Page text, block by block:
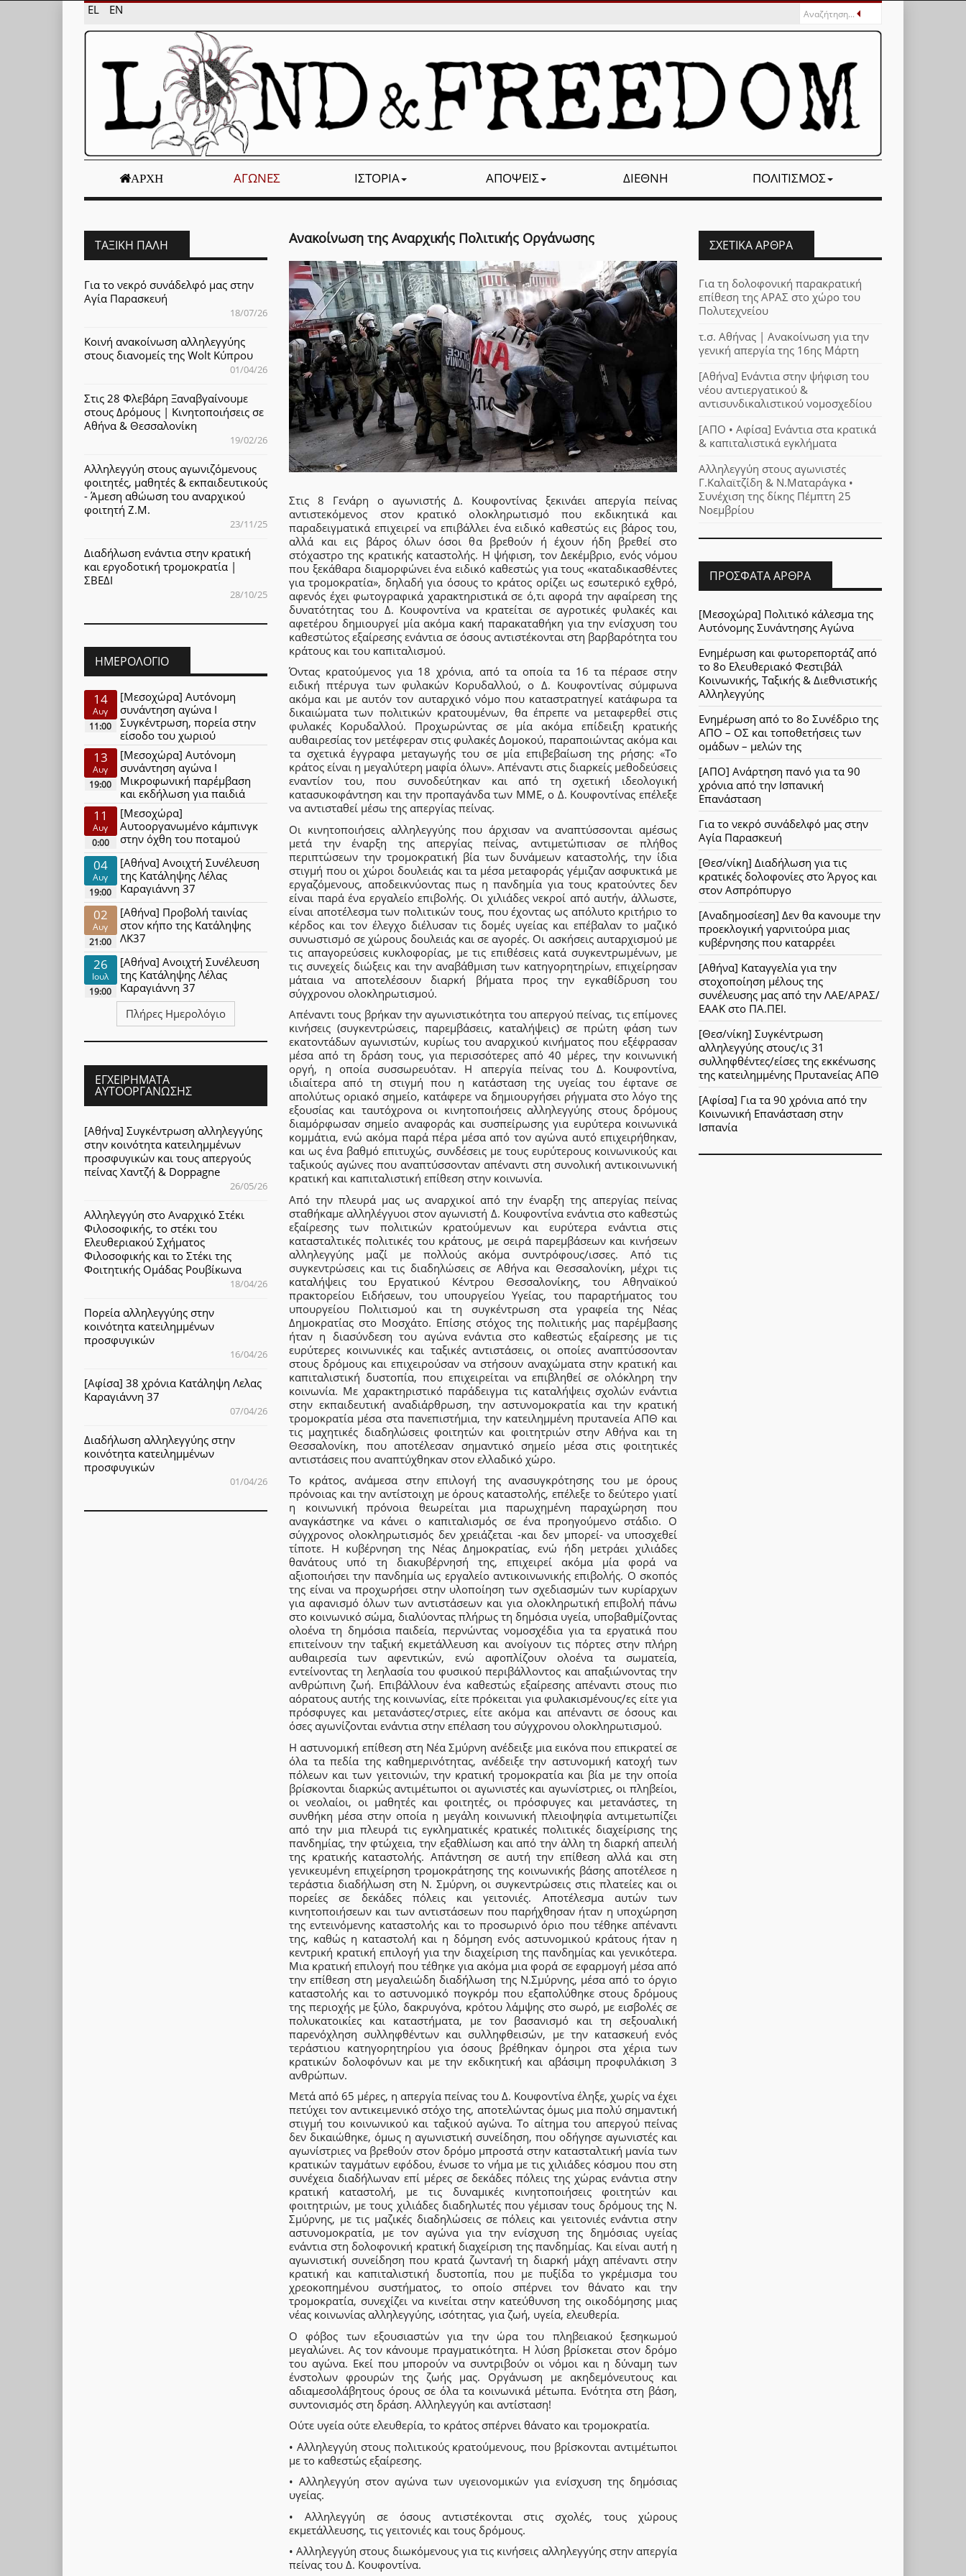
EL EN
ΑΡΧΉ ΑΓΏΝΕΣ ΙΣΤΟΡΊΑ ΑΠΌΨΕΙΣ ΔΙΕΘΝΉ ΠΟΛΙΤΙΣΜΌΣ
Ανακοίνωση της Αναρχικής Πολιτικής Οργάνωσης
Στις 8 Γενάρη ο αγωνιστής Δ. Κουφοντίνας ξεκινάει απεργία πείνας
αντιστεκόμενος στον κρατικό ολοκληρωτισμό που εκδικητικά και
παραδειγματικά επιχειρεί να επιβάλλει ένα ειδικό καθεστώς εις βάρος του,
αλλά και εις βάρος όλων όσοι θα βρεθούν ή έχουν ήδη βρεθεί στο
στόχαστρο της κρατικής καταστολής. Η ψήφιση, τον Δεκέμβριο, ενός νόμου
που ξεκάθαρα διαμορφώνει ένα ειδικό καθεστώς για τους «καταδικασθέντες
για τρομοκρατία», δηλαδή για όσους το κράτος ορίζει ως εσωτερικό εχθρό,
αφενός έχει φωτογραφικά χαρακτηριστικά σε ό,τι αφορά την αφαίρεση της
δυνατότητας του Δ. Κουφοντίνα να κρατείται σε αγροτικές φυλακές και
αφετέρου δημιουργεί μία ακόμα κακή παρακαταθήκη για την ενίσχυση του
καθεστώτος εξαίρεσης ενάντια σε όσους αντιστέκονται στη βαρβαρότητα του
κράτους και του καπιταλισμού.
Όντας κρατούμενος για 18 χρόνια, από τα οποία τα 16 τα πέρασε στην
ειδική πτέρυγα των φυλακών Κορυδαλλού, ο Δ. Κουφοντίνας σύμφωνα
ακόμα και με αυτόν τον αυταρχικό νόμο που καταστρατηγεί κατάφωρα τα
δικαιώματα των πολιτικών κρατουμένων, θα έπρεπε να μεταφερθεί στις
φυλακές Κορυδαλλού. Προχωρώντας σε μία ακόμα επίδειξη κρατικής
αυθαιρεσίας τον μετέφεραν στις φυλακές Δομοκού, παραποιώντας ακόμα και
τα σχετικά έγγραφα μεταγωγής του σε μία επιβεβαίωση της ρήσης: «To
κράτος είναι η μεγαλύτερη μαφία όλων». Απέναντι στις διαρκείς μεθοδεύσεις
εναντίον του, που συνοδεύτηκαν και από τη σχετική ιδεολογική
κατασυκοφάντηση και την προπαγάνδα των ΜΜΕ, ο Δ. Κουφοντίνας επέλεξε
να αντισταθεί μέσω της απεργίας πείνας.
Οι κινητοποιήσεις αλληλεγγύης που άρχισαν να αναπτύσσονται αμέσως
μετά την έναρξη της απεργίας πείνας, αντιμετώπισαν σε πλήθος
περιπτώσεων την τρομοκρατική βία των δυνάμεων καταστολής, την ίδια
στιγμή που οι χώροι δουλειάς και τα μέσα μεταφοράς γέμιζαν ασφυκτικά με
εργαζόμενους, αποδεικνύοντας πως η πανδημία για τους κρατούντες δεν
είναι παρά ένα εργαλείο επιβολής. Οι χιλιάδες νεκροί από αυτήν, άλλωστε,
είναι αποτέλεσμα των πολιτικών τους, που έχοντας ως απόλυτο κριτήριο το
κέρδος και τον έλεγχο διέλυσαν τις δομές υγείας και επέβαλαν το μαζικό
συνωστισμό σε χώρους δουλειάς και σε αγορές. Οι ασκήσεις αυταρχισμού με
τις απαγορεύσεις κυκλοφορίας, με τις επιθέσεις κατά συγκεντρωμένων, με
τις συνεχείς διώξεις και την αναβάθμιση των κατηγορητηρίων, επιχείρησαν
μάταια να αποτελέσουν διαρκή βήματα προς την εγκαθίδρυση του
σύγχρονου ολοκληρωτισμού.
Απέναντι τους βρήκαν την αγωνιστικότητα του απεργού πείνας, τις επίμονες
κινήσεις (συγκεντρώσεις, παρεμβάσεις, καταλήψεις) σε πρώτη φάση των
εκατοντάδων αγωνιστών, κυρίως του αναρχικού κινήματος που εξέφρασαν
μέσα από τη δράση τους, για περισσότερες από 40 μέρες, την κοινωνική
οργή, η οποία συσσωρευόταν. Η απεργία πείνας του Δ. Κουφοντίνα,
ιδιαίτερα από τη στιγμή που η κατάσταση της υγείας του έφτανε σε
απολύτως οριακό σημείο, κατάφερε να δημιουργήσει ρήγματα στο λόγο της
εξουσίας και ταυτόχρονα οι κινητοποιήσεις αλληλεγγύης στους δρόμους
διαμόρφωσαν σημείο αναφοράς και συσπείρωσης για ευρύτερα κοινωνικά
κομμάτια, ενώ ακόμα παρά πέρα μέσα από τον αγώνα αυτό επιχειρήθηκαν,
και ως ένα βαθμό επιτυχώς, συνδέσεις με τους ευρύτερους κοινωνικούς και
ταξικούς αγώνες που αναπτύσσονταν απέναντι στη συνολική αντικοινωνική
κρατική και καπιταλιστική επίθεση στην κοινωνία.
Από την πλευρά μας ως αναρχικοί από την έναρξη της απεργίας πείνας
σταθήκαμε αλληλέγγυοι στον αγωνιστή Δ. Κουφοντίνα ενάντια στο καθεστώς
εξαίρεσης των πολιτικών κρατούμενων και ευρύτερα ενάντια στις
κατασταλτικές πολιτικές του κράτους, με σειρά παρεμβάσεων και κινήσεων
αλληλεγγύης μαζί με πολλούς ακόμα συντρόφους/ισσες. Από τις
συγκεντρώσεις και τις διαδηλώσεις σε Αθήνα και Θεσσαλονίκη, μέχρι τις
καταλήψεις του Εργατικού Κέντρου Θεσσαλονίκης, του Αθηναϊκού
πρακτορείου Ειδήσεων, του υπουργείου Υγείας, του παραρτήματος του
υπουργείου Πολιτισμού και τη συγκέντρωση στα γραφεία της Νέας
Δημοκρατίας στο Μοσχάτο. Επίσης στόχος της πολιτικής μας παρέμβασης
ήταν η διασύνδεση του αγώνα ενάντια στο καθεστώς εξαίρεσης με τις
ευρύτερες κοινωνικές και ταξικές αντιστάσεις, οι οποίες αναπτύσσονταν
στους δρόμους και επιχειρούσαν να στήσουν αναχώματα στην κρατική και
καπιταλιστική δυστοπία, που επιχειρείται να επιβληθεί σε ολόκληρη την
κοινωνία. Με χαρακτηριστικό παράδειγμα τις καταλήψεις σχολών ενάντια
στην εκπαιδευτική αναδιάρθρωση, την αστυνομοκρατία και την κρατική
τρομοκρατία μέσα στα πανεπιστήμια, την κατειλημμένη πρυτανεία ΑΠΘ και
τις μαχητικές διαδηλώσεις φοιτητών και φοιτητριών στην Αθήνα και τη
Θεσσαλονίκη, που αποτέλεσαν σημαντικό σημείο μέσα στις φοιτητικές
αντιστάσεις που αναπτύχθηκαν στον ελλαδικό χώρο.
Το κράτος, ανάμεσα στην επιλογή της ανασυγκρότησης του με όρους
πρόνοιας και την αντίστοιχη με όρους καταστολής, επέλεξε το δεύτερο γιατί
η κοινωνική πρόνοια θεωρείται μια παρωχημένη παραχώρηση που
αναγκάστηκε να κάνει ο καπιταλισμός σε ένα προηγούμενο στάδιο. Ο
σύγχρονος ολοκληρωτισμός δεν χρειάζεται -και δεν μπορεί- να υποσχεθεί
τίποτε. Η κυβέρνηση της Νέας Δημοκρατίας, ενώ ήδη μετράει χιλιάδες
θανάτους υπό τη διακυβέρνησή της, επιχειρεί ακόμα μία φορά να
αξιοποιήσει την πανδημία ως εργαλείο αντικοινωνικής επιβολής. Ο σκοπός
της είναι να προχωρήσει στην υλοποίηση των σχεδιασμών των κυρίαρχων
για αφανισμό όλων των αντιστάσεων και για ολοκληρωτική επιβολή πάνω
στο κοινωνικό σώμα, διαλύοντας πλήρως τη δημόσια υγεία, υποβαθμίζοντας
ολοένα τη δημόσια παιδεία, περνώντας νομοσχέδια για τα εργατικά που
επιτείνουν την ταξική εκμετάλλευση και ανοίγουν τις πόρτες στην πλήρη
αυθαιρεσία των αφεντικών, ενώ αφοπλίζουν ολοένα τα σωματεία,
εντείνοντας τη λεηλασία του φυσικού περιβάλλοντος και απαξιώνοντας την
ανθρώπινη ζωή. Επιβάλλουν ένα καθεστώς εξαίρεσης απέναντι στους πιο
αόρατους αυτής της κοινωνίας, είτε πρόκειται για φυλακισμένους/ες είτε για
πρόσφυγες και μετανάστες/στριες, είτε ακόμα και απέναντι σε όσους και
όσες αγωνίζονται ενάντια στην επέλαση του σύγχρονου ολοκληρωτισμού.
Η αστυνομική επίθεση στη Νέα Σμύρνη ανέδειξε μια εικόνα που επικρατεί σε
όλα τα πεδία της καθημερινότητας, ανέδειξε την αστυνομική κατοχή των
πόλεων και των γειτονιών, την κρατική τρομοκρατία και βία με την οποία
βρίσκονται διαρκώς αντιμέτωποι οι αγωνιστές και αγωνίστριες, οι πληβείοι,
οι νεολαίοι, οι μαθητές και φοιτητές, οι πρόσφυγες και μετανάστες, τη
συνθήκη μέσα στην οποία η μεγάλη κοινωνική πλειοψηφία αντιμετωπίζει
από την μια πλευρά τις εγκληματικές κρατικές πολιτικές διαχείρισης της
πανδημίας, την φτώχεια, την εξαθλίωση και από την άλλη τη διαρκή απειλή
της κρατικής καταστολής. Απάντηση σε αυτή την επίθεση αλλά και στη
γενικευμένη επιχείρηση τρομοκράτησης της κοινωνικής βάσης αποτέλεσε η
τεράστια διαδήλωση στη Ν. Σμύρνη, οι συγκεντρώσεις στις πλατείες και οι
πορείες σε δεκάδες πόλεις και γειτονιές. Αποτέλεσμα αυτών των
κινητοποιήσεων και των αντιστάσεων που παρήχθησαν ήταν η υποχώρηση
της εντεινόμενης καταστολής και το προσωρινό όριο που τέθηκε απέναντι
της, καθώς η καταστολή και η δόμηση ενός αστυνομικού κράτους ήταν η
κεντρική κρατική επιλογή για την διαχείριση της πανδημίας και γενικότερα.
Μια κρατική επιλογή που τέθηκε για ακόμα μια φορά σε εφαρμογή μέσα από
την επίθεση στη μεγαλειώδη διαδήλωση της Ν.Σμύρνης, μέσα από το όργιο
καταστολής και το αστυνομικό πογκρόμ που εξαπολύθηκε στους δρόμους
της περιοχής με ξύλο, δακρυγόνα, κρότου λάμψης στο σωρό, με εισβολές σε
πολυκατοικίες και καταστήματα, με τον βασανισμό και τη σεξουαλική
παρενόχληση συλληφθέντων και συλληφθεισών, με την κατασκευή ενός
τεράστιου κατηγορητηρίου για όσους βρέθηκαν όμηροι στα χέρια των
κρατικών δολοφόνων και με την εκδικητική και αβάσιμη προφυλάκιση 3
ανθρώπων.
Μετά από 65 μέρες, η απεργία πείνας του Δ. Κουφοντίνα έληξε, χωρίς να έχει
πετύχει τον αντικειμενικό στόχο της, αποτελώντας όμως μια πολύ σημαντική
στιγμή του κοινωνικού και ταξικού αγώνα. Το αίτημα του απεργού πείνας
δεν δικαιώθηκε, όμως η αγωνιστική συνείδηση, που οδήγησε αγωνιστές και
αγωνίστριες να βρεθούν στον δρόμο μπροστά στην κατασταλτική μανία των
κρατικών ταγμάτων εφόδου, ένωσε το νήμα με τις χιλιάδες κόσμου που στη
συνέχεια διαδήλωναν επί μέρες σε δεκάδες πόλεις της χώρας ενάντια στην
κρατική καταστολή, με τις δυναμικές κινητοποιήσεις φοιτητών και
φοιτητριών, με τους χιλιάδες διαδηλωτές που γέμισαν τους δρόμους της Ν.
Σμύρνης, με τις μαζικές διαδηλώσεις σε πόλεις και γειτονιές ενάντια στην
αστυνομοκρατία, με τον αγώνα για την ενίσχυση της δημόσιας υγείας
ενάντια στη δολοφονική κρατική διαχείριση της πανδημίας. Και είναι αυτή η
αγωνιστική συνείδηση που κρατά ζωντανή τη διαρκή μάχη απέναντι στην
κρατική και καπιταλιστική δυστοπία, που με πυξίδα το γκρέμισμα του
χρεοκοπημένου συστήματος, το οποίο σπέρνει τον θάνατο και την
τρομοκρατία, συνεχίζει να κινείται στην κατεύθυνση της οικοδόμησης μιας
νέας κοινωνίας αλληλεγγύης, ισότητας, για ζωή, υγεία, ελευθερία.
Ο φόβος των εξουσιαστών για την ώρα του πληβειακού ξεσηκωμού
μεγαλώνει. Ας τον κάνουμε πραγματικότητα. Η λύση βρίσκεται στον δρόμο
του αγώνα. Εκεί που μπορούν να συντριβούν οι νόμοι και η δύναμη των
ένστολων φρουρών της ζωής μας. Οργάνωση με ακηδεμόνευτους και
αδιαμεσολάβητους όρους σε όλα τα κοινωνικά μέτωπα. Ενότητα στη βάση,
συντονισμός στη δράση. Αλληλεγγύη και αντίσταση!
Ούτε υγεία ούτε ελευθερία, το κράτος σπέρνει θάνατο και τρομοκρατία.
• Αλληλεγγύη στους πολιτικούς κρατούμενους, που βρίσκονται αντιμέτωποι
με το καθεστώς εξαίρεσης.
• Αλληλεγγύη στον αγώνα των υγειονομικών για ενίσχυση της δημόσιας
υγείας.
• Αλληλεγγύη σε όσους αντιστέκονται στις σχολές, τους χώρους
εκμετάλλευσης, τις γειτονιές και τους δρόμους.
• Αλληλεγγύη στους διωκόμενους για τις κινήσεις αλληλεγγύης στην απεργία
πείνας του Δ. Κουφοντίνα.
ΤΑΞΙΚΉ ΠΆΛΗ
Για το νεκρό συνάδελφό μας στην
Αγία Παρασκευή
18/07/26
Κοινή ανακοίνωση αλληλεγγύης
στους διανομείς της Wolt Κύπρου
01/04/26
Στις 28 Φλεβάρη Ξαναβγαίνουμε
στους Δρόμους | Κινητοποιήσεις σε
Αθήνα & Θεσσαλονίκη
19/02/26
Αλληλεγγύη στους αγωνιζόμενους
φοιτητές, μαθητές & εκπαιδευτικούς
- Άμεση αθώωση του αναρχικού
φοιτητή Ζ.Μ.
23/11/25
Διαδήλωση ενάντια στην κρατική
και εργοδοτική τρομοκρατία |
ΣΒΕΔΙ
28/10/25
ΗΜΕΡΟΛΌΓΙΟ
14
Αυγ
11:00
[Μεσοχώρα] Αυτόνομη
συνάντηση αγώνα Ι
Συγκέντρωση, πορεία στην
είσοδο του χωριού
13
Αυγ
19:00
[Μεσοχώρα] Αυτόνομη
συνάντηση αγώνα Ι
Μικροφωνική παρέμβαση
και εκδήλωση για παιδιά
11
Αυγ
0:00
[Μεσοχώρα]
Αυτοοργανωμένο κάμπινγκ
στην όχθη του ποταμού
04
Αυγ
19:00
[Αθήνα] Ανοιχτή Συνέλευση
της Κατάληψης Λέλας
Καραγιάννη 37
02
Αυγ
21:00
[Αθήνα] Προβολή ταινίας
στον κήπο της Κατάληψης
ΛΚ37
26
Ιουλ
19:00
[Αθήνα] Ανοιχτή Συνέλευση
της Κατάληψης Λέλας
Καραγιάννη 37
Πλήρες Ημερολόγιο
ΕΓΧΕΙΡΉΜΑΤΑ
ΑΥΤΟΟΡΓΆΝΩΣΗΣ
[Αθήνα] Συγκέντρωση αλληλεγγύης
στην κοινότητα κατειλημμένων
προσφυγικών και τους απεργούς
πείνας Χαντζή & Doppagne
26/05/26
Αλληλεγγύη στο Αναρχικό Στέκι
Φιλοσοφικής, το στέκι του
Ελευθεριακού Σχήματος
Φιλοσοφικής και το Στέκι της
Φοιτητικής Ομάδας Ρουβίκωνα
18/04/26
Πορεία αλληλεγγύης στην
κοινότητα κατειλημμένων
προσφυγικών
16/04/26
[Αφίσα] 38 χρόνια Κατάληψη Λελας
Καραγιάννη 37
07/04/26
Διαδήλωση αλληλεγγύης στην
κοινότητα κατειλημμένων
προσφυγικών
01/04/26
ΣΧΕΤΙΚΆ ΆΡΘΡΑ
Για τη δολοφονική παρακρατική
επίθεση της ΑΡΑΣ στο χώρο του
Πολυτεχνείου
τ.σ. Αθήνας | Ανακοίνωση για την
γενική απεργία της 16ης Μάρτη
[Αθήνα] Ενάντια στην ψήφιση του
νέου αντιεργατικού &
αντισυνδικαλιστικού νομοσχεδίου
[ΑΠΟ • Αφίσα] Ενάντια στα κρατικά
& καπιταλιστικά εγκλήματα
Αλληλεγγύη στους αγωνιστές
Γ.Καλαϊτζίδη & Ν.Ματαράγκα •
Συνέχιση της δίκης Πέμπτη 25
Νοεμβρίου
ΠΡΌΣΦΑΤΑ ΆΡΘΡΑ
[Μεσοχώρα] Πολιτικό κάλεσμα της
Αυτόνομης Συνάντησης Αγώνα
Ενημέρωση και φωτορεπορτάζ από
το 8ο Ελευθεριακό Φεστιβάλ
Κοινωνικής, Ταξικής & Διεθνιστικής
Αλληλεγγύης
Ενημέρωση από το 8ο Συνέδριο της
ΑΠΟ – ΟΣ και τοποθετήσεις των
ομάδων – μελών της
[ΑΠΟ] Ανάρτηση πανό για τα 90
χρόνια από την Ισπανική
Επανάσταση
Για το νεκρό συνάδελφό μας στην
Αγία Παρασκευή
[Θεσ/νίκη] Διαδήλωση για τις
κρατικές δολοφονίες στο Άργος και
στον Ασπρόπυργο
[Αναδημοσίεση] Δεν θα κανουμε την
προεκλογική γαρνιτούρα μιας
κυβέρνησης που καταρρέει
[Αθήνα] Καταγγελία για την
στοχοποίηση μέλους της
συνέλευσης μας από την ΛΑΕ/ΑΡΑΣ/
ΕΑΑΚ στο ΠΑ.ΠΕΙ.
[Θεσ/νίκη] Συγκέντρωση
αλληλεγγύης στους/ις 31
συλληφθέντες/είσες της εκκένωσης
της κατειλημμένης Πρυτανείας ΑΠΘ
[Αφίσα] Για τα 90 χρόνια από την
Κοινωνική Επανάσταση στην
Ισπανία